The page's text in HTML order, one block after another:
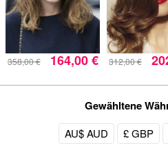
358,00 € 164,00 € 312,00 €
Gewähltene
AU$ AUD £ GBP